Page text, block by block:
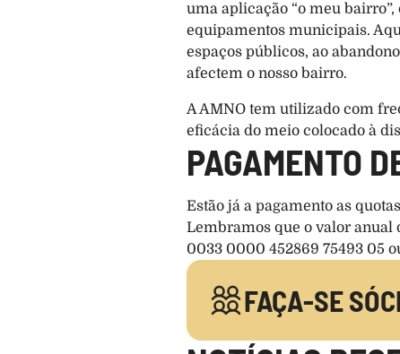
uma aplicação “o meu
equipamentos municipais.
espaços públicos, ao
afectem o nosso bairro.
A AMNO tem utilizado com
eficácia do meio colocado à
PAGAMENTO
Estão já a pagamento as
Lembramos que o valor anual
0033 0000 452869 75493 05
FAÇA-SE